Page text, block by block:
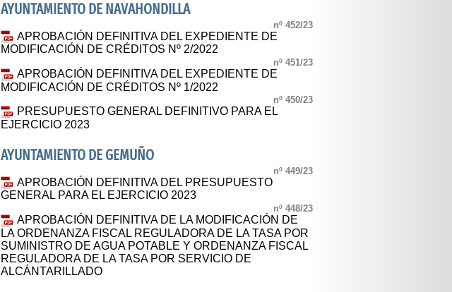
AYUNTAMIENTO DE NAVAHONDILLA
nº 452/23
APROBACIÓN DEFINITIVA DEL EXPEDIENTE DE
MODIFICACIÓN DE CRÉDITOS Nº 2/2022
nº 451/23
APROBACIÓN DEFINITIVA DEL EXPEDIENTE DE
MODIFICACIÓN DE CRÉDITOS Nº 1/2022
nº 450/23
PRESUPUESTO GENERAL DEFINITIVO PARA EL
EJERCICIO 2023
AYUNTAMIENTO DE GEMUÑO
nº 449/23
APROBACIÓN DEFINITIVA DEL PRESUPUESTO
GENERAL PARA EL EJERCICIO 2023
nº 448/23
APROBACIÓN DEFINITIVA DE LA MODIFICACIÓN DE
LA ORDENANZA FISCAL REGULADORA DE LA TASA POR
SUMINISTRO DE AGUA POTABLE Y ORDENANZA FISCAL
REGULADORA DE LA TASA POR SERVICIO DE
ALCÁNTARILLADO